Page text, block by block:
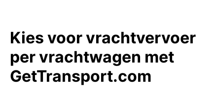
Kies voor vrachtvervoer
per vrachtwagen met
GetTransport.com